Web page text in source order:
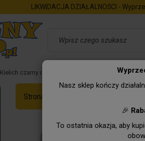
Nasz sklep kończy
🎉
To ostatnia okazja, aby
LIKWIDACJA DZIAŁALNOŚCI -
Kielich czarny champion 70
Strona Główna